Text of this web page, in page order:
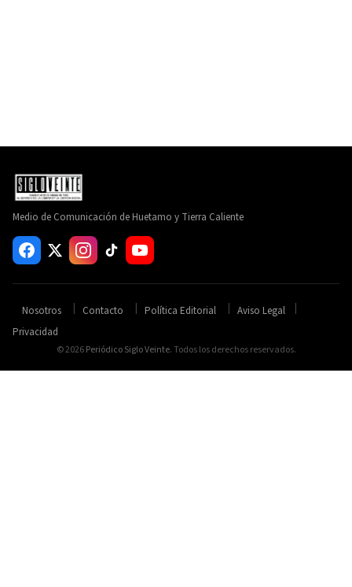
Medio de Comunicación de Huetamo y Tierra Caliente
Nosotros Contacto Política Editorial
Aviso Legal
Privacidad
© 2026Periódico Siglo Veinte. Todos los derechos reservados.